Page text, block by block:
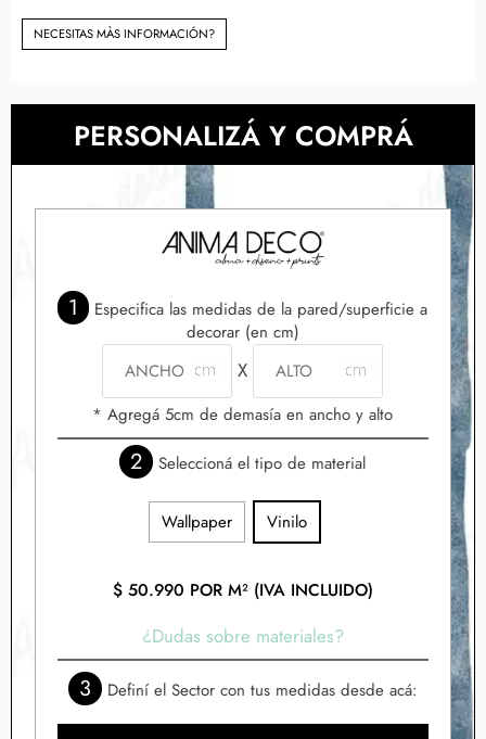
NECESITAS MÀS INFORMACIÓN?
PERSONALIZÁ Y COMPRÁ
1
Especifica las medidas de la pared/superficie a
decorar (en cm)
X
* Agregá 5cm de demasía en ancho y alto
2 Seleccioná el tipo de material
Wallpaper Vinilo
$50.990 POR M² (IVA INCLUIDO)
¿Dudas sobre materiales?
3 Definí el Sector con tus medidas desde acá: